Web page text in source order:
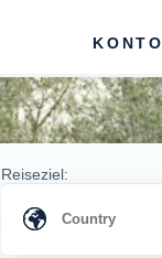
KONTO
Reiseziel: